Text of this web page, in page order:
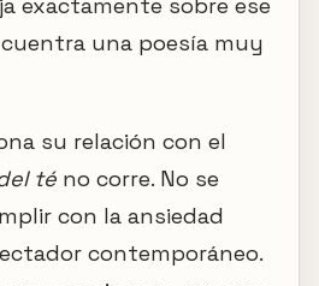
exactamente sobre ese
una poesía muy
su relación con el
té no corre. No se
con la ansiedad
contemporáneo.